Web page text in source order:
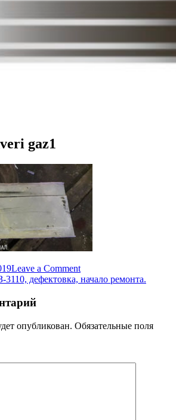
gaz1
Leave a Commenton
rem
дефектовка, начало ремонта.
опубликован. Обязательные поля